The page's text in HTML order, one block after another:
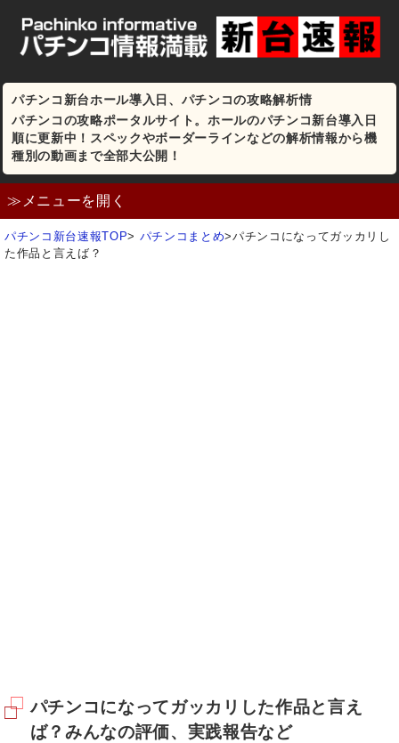
パチンコ新台ホール導入日、パチンコの攻略解析情
パチンコの攻略ポータルサイト。ホールのパチンコ新台導入日
順に更新中！スペックやボーダーラインなどの解析情報から機
種別の動画まで全部大公開！
≫メニューを開く
パチンコ新台速報TOP> パチンコまとめ>パチンコになってガッカリし
た作品と言えば？
パチンコになってガッカリした作品と言え
ば？みんなの評価、実践報告など